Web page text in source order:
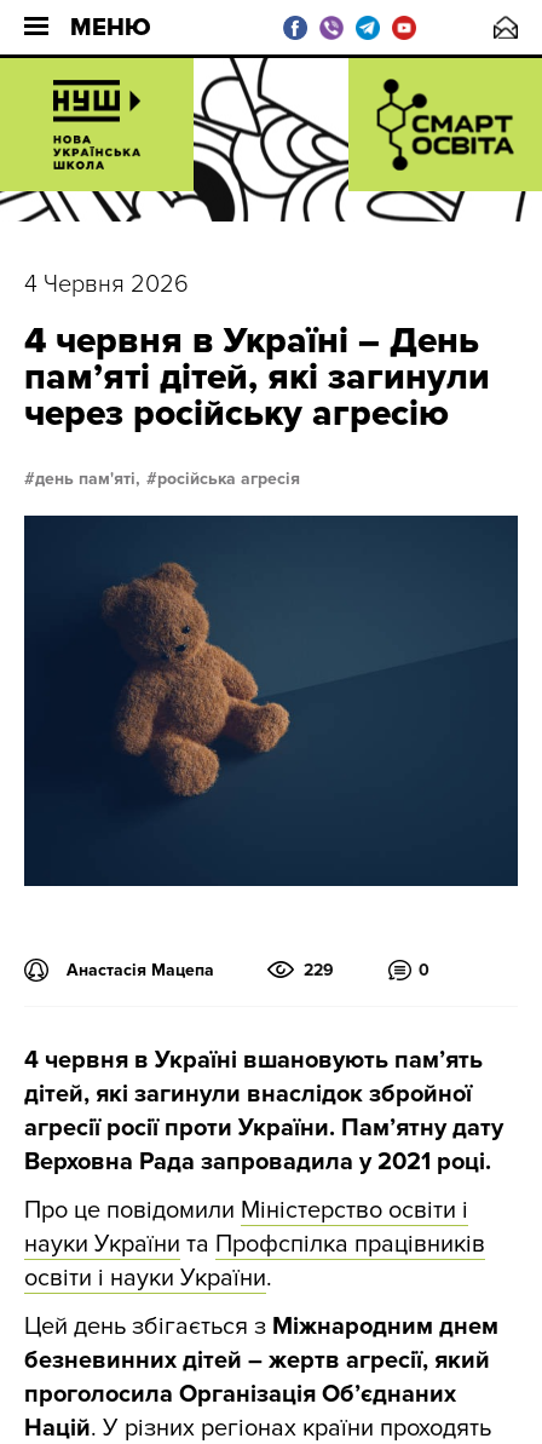
МЕНЮ
4 Червня 2026
4 червня в Україні – День
пам’яті дітей, які загинули
через російську агресію
день пам'яті, російська агресія
Анастасія Мацепа 229 0
4 червня в Україні вшановують пам’ять
дітей, які загинули внаслідок збройної
агресії росії проти України. Пам’ятну дату
Верховна Рада запровадила у 2021 році.
Про це повідомили Міністерство освіти і
науки України та Профспілка працівників
освіти і науки України.
Цей день збігається з Міжнародним днем
безневинних дітей – жертв агресії, який
проголосила Організація Об’єднаних
Націй. У різних регіонах країни проходять